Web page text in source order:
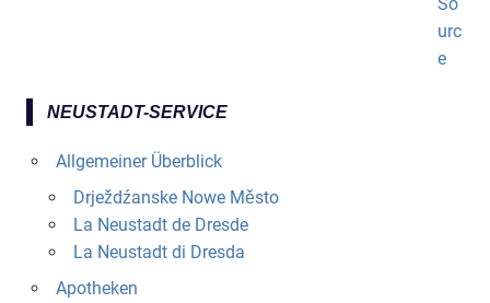
NEUSTADT-SERVICE
Allgemeiner Überblick
Drježdźanske Nowe Město
La Neustadt de Dresde
La Neustadt di Dresda
Apotheken